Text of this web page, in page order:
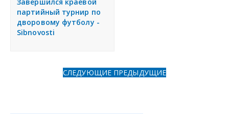
Разместить объявление
Создание сайтов
партийный турнир по
дворовому футболу -
Sibnovosti
СЛЕДУЮЩИЕ ПРЕДЫДУЩИЕ